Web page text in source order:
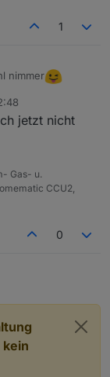
1
nimmer
jetzt nicht
Gas- u.
CCU2,
0